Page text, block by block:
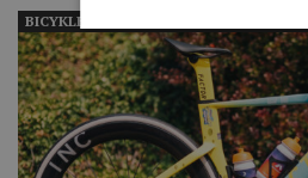
BICYKLE PROFESIONÁLNYCH CYKLISTOV